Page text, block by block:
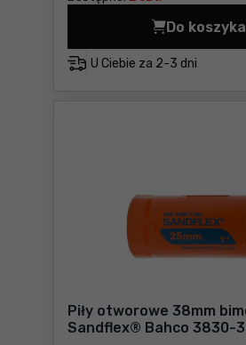
U Ciebie za 2-3 dni
Do koszyka
Piły
Piły otworowe 38mm
Sandflex® Bahco 3830-